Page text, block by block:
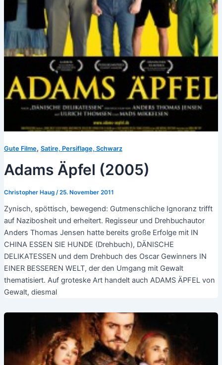
Gute Filme, Satire, Persiflage, Schwarz
Adams Äpfel (2005)
Christopher Haug /25. November 2011
Zynisch, spöttisch, bewegend: Gutmenschliche Ignoranz trifft
auf Nazibosheit und erheitert. Regisseur und Drehbuchautor
Anders Thomas Jensen hatte bereits große Erfolge mit IN
CHINA ESSEN SIE HUNDE (Drehbuch), DÄNISCHE
DELIKATESSEN und dem Drehbuch des Oscar Gewinners IN
EINER BESSEREN WELT, der den Umgang mit Gewalt
thematisiert. Auf groteske Art handelt auch ADAMS ÄPFEL von
Gewalt, diesmal